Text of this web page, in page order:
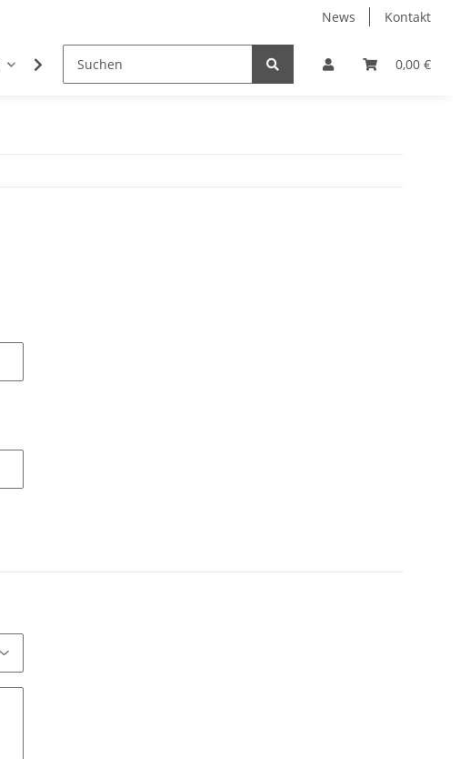
News Kontakt
0,00 €
Trainingsanzüge Accessoires